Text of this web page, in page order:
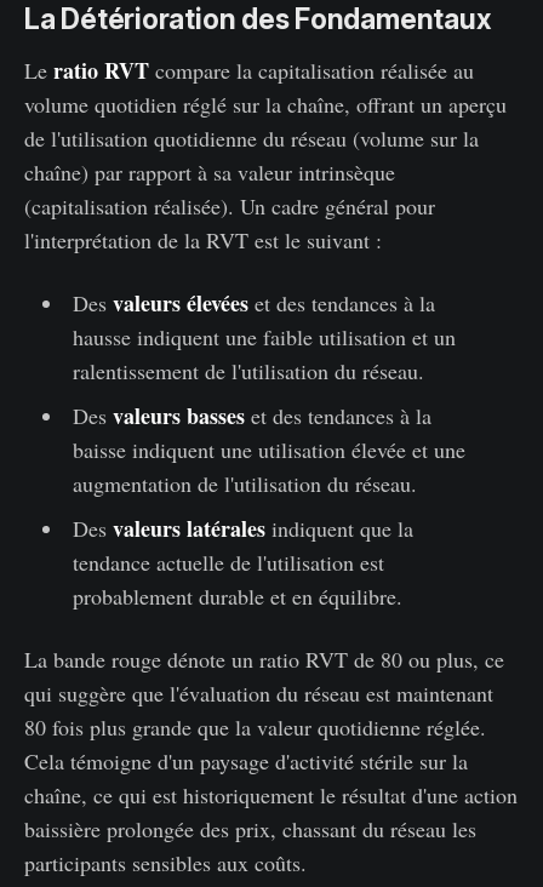
‌‌La Détérioration des Fondamentaux
Le ratio RVT compare la capitalisation réalisée au
volume quotidien réglé sur la chaîne, offrant un aperçu
de l'utilisation quotidienne du réseau (volume sur la
chaîne) par rapport à sa valeur intrinsèque
(capitalisation réalisée). Un cadre général pour
l'interprétation de la RVT est le suivant :
Des valeurs élevéeset des tendances à la
hausse indiquent une faible utilisation et un
ralentissement de l'utilisation du réseau.
Des valeurs basses et des tendances à la
baisse indiquent une utilisation élevée et une
augmentation de l'utilisation du réseau.
Des valeurs latéralesindiquent que la
tendance actuelle de l'utilisation est
probablement durable et en équilibre.
La bande rouge dénote un ratio RVT de 80 ou plus, ce
qui suggère que l'évaluation du réseau est maintenant
80 fois plus grande que la valeur quotidienne réglée.
Cela témoigne d'un paysage d'activité stérile sur la
chaîne, ce qui est historiquement le résultat d'une action
baissière prolongée des prix, chassant du réseau les
participants sensibles aux coûts.